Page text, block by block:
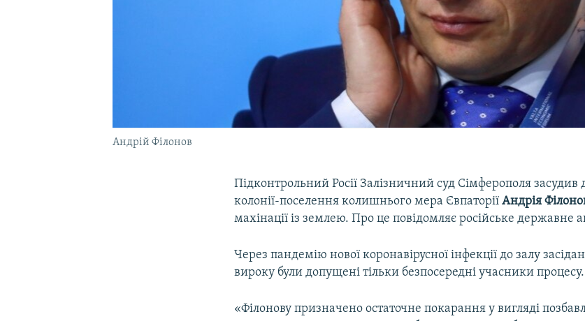
Андрій Філонов
Підконтрольний Росії Залізничний суд Сімферополя засудив
колонії-поселення колишнього мера ЄвпаторіїАндрія
махінації із землею. Про це повідомляє російське державне
Через пандемію нової коронавірусної інфекції до залу
вироку були допущені тільки безпосередні учасники процесу.
«Філонову призначено остаточне покарання у вигляді